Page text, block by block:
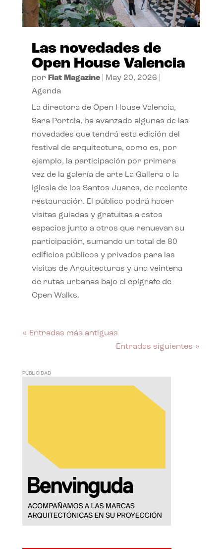
Las novedades de
Open House Valencia
por Flat Magazine| May 20, 2026
Agenda
La directora de Open House Valencia,
Sara Portela, ha avanzado algunas de las
novedades que tendrá esta edición del
festival de arquitectura, como es, por
ejemplo, la participación por primera
vez de la galería de arte La Gallera o la
Iglesia de los Santos Juanes, de reciente
restauración. El público podrá hacer
visitas guiadas y gratuitas a estos
espacios junto a otros que renuevan su
participación, sumando un total de 80
edificios públicos y privados para las
visitas de Arquitecturas y una veintena
de rutas urbanas bajo el epígrafe de
Open Walks.
« Entradas más antiguas
Entradas siguientes »
PUBLICIDAD